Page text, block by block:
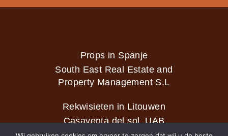
Props in Spanje
South East Real Estate and
Property Management S.L
Rekwisieten in Litouwen
Casaventa del sol, UAB